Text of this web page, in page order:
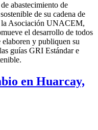
abastecimiento de
de su cadena de
la Asociación UNACEM,
el desarrollo de todos
elaboren y publiquen su
guías GRI Estándar e
en Huarcay,